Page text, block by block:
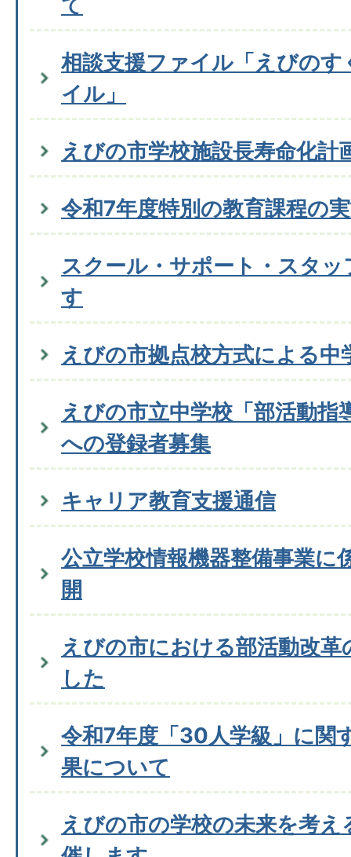
相談支援ファイル「えびの
イル」
えびの市学校施設長寿命化計
令和7年度特別の教育課程の
スクール・サポート・スタ
す
えびの市拠点校方式による中
えびの市立中学校「部活動指
への登録者募集
キャリア教育支援通信
公立学校情報機器整備事業に
開
えびの市における部活動改
した
令和7年度「30人学級」に関
果について
えびの市の学校の未来を考え